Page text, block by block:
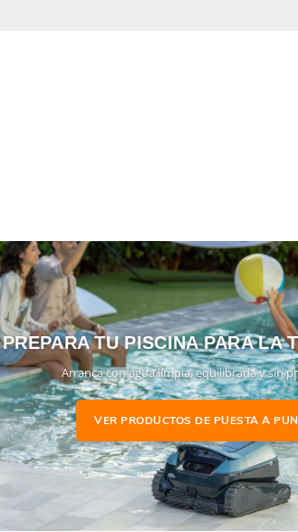
PREPARA TU PISCINA PARA LA
Arranca con agua limpia, equilibrada y sin
VER PRODUCTOS DE PUESTA A